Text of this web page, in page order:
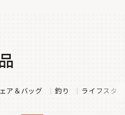
ア＆バッグ 釣り ライフスタ